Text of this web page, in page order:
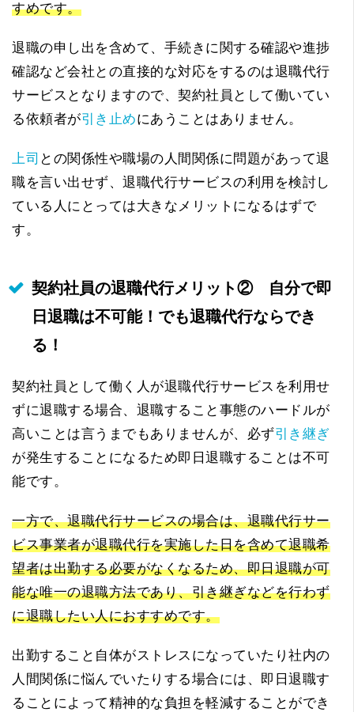
すめです。
退職の申し出を含めて、手続きに関する確認や進捗
確認など会社との直接的な対応をするのは退職代行
サービスとなりますので、契約社員として働いてい
る依頼者が引き止めにあうことはありません。
上司 との関係性や職場の人間関係に問題があって退
職を言い出せず、退職代行サービスの利用を検討し
ている人にとっては大きなメリットになるはずで
す。
契約社員の退職代行メリット② 自分で即
日退職は不可能！でも退職代行ならでき
る！
契約社員として働く人が退職代行サービスを利用せ
ずに退職する場合、退職すること事態のハードルが
高いことは言うまでもありませんが、必ず引き継ぎ
が発生することになるため即日退職することは不可
能です。
一方で、退職代行サービスの場合は、退職代行サー
ビス事業者が退職代行を実施した日を含めて退職希
望者は出勤する必要がなくなるため、即日退職が可
能な唯一の退職方法であり、引き継ぎなどを行わず
に退職したい人におすすめです。
出勤すること自体がストレスになっていたり社内の
人間関係に悩んでいたりする場合には、即日退職す
ることによって精神的な負担を軽減することができ